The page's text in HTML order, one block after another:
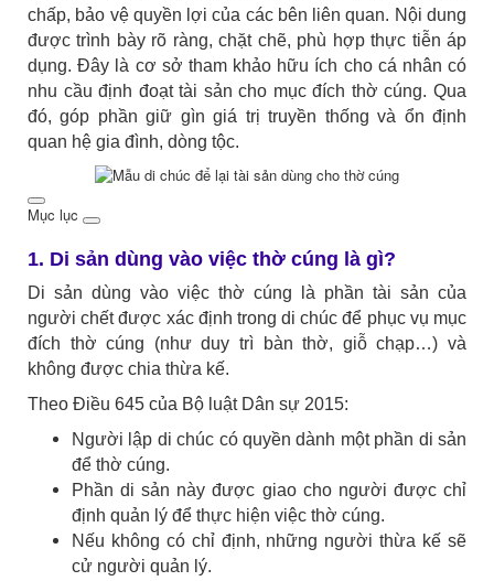
chấp, bảo vệ quyền lợi của các bên liên quan. Nội dung
được trình bày rõ ràng, chặt chẽ, phù hợp thực tiễn áp
dụng. Đây là cơ sở tham khảo hữu ích cho cá nhân có
nhu cầu định đoạt tài sản cho mục đích thờ cúng. Qua
đó, góp phần giữ gìn giá trị truyền thống và ổn định
quan hệ gia đình, dòng tộc.
Mục lục
1. Di sản dùng vào việc thờ cúng là gì?
Di sản dùng vào việc thờ cúng là phần tài sản của
người chết được xác định trong di chúc để phục vụ mục
đích thờ cúng (như duy trì bàn thờ, giỗ chạp…) và
không được chia thừa kế.
Theo Điều 645 của Bộ luật Dân sự 2015:
Người lập di chúc có quyền dành một phần di sản
để thờ cúng.
Phần di sản này được giao cho người được chỉ
định quản lý để thực hiện việc thờ cúng.
Nếu không có chỉ định, những người thừa kế sẽ
cử người quản lý.